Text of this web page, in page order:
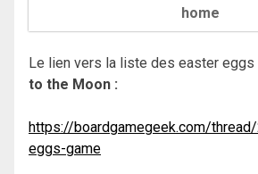
home
Le lien vers la liste des easter eggs
to the Moon :
https://boardgamegeek.com/
eggs-game